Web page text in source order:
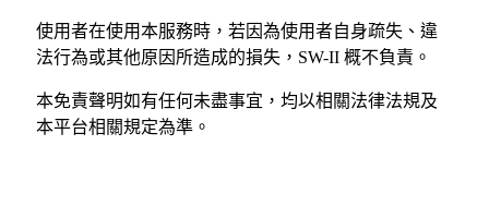
使用者在使用本服務時，若因為使用者自身疏失、違
法行為或其他原因所造成的損失，SW-II 概不負責。
本免責聲明如有任何未盡事宜，均以相關法律法規及
本平台相關規定為準。